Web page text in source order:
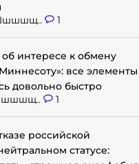
1
интересе к обмену
все элементы
довольно быстро
1
российской
статусе: